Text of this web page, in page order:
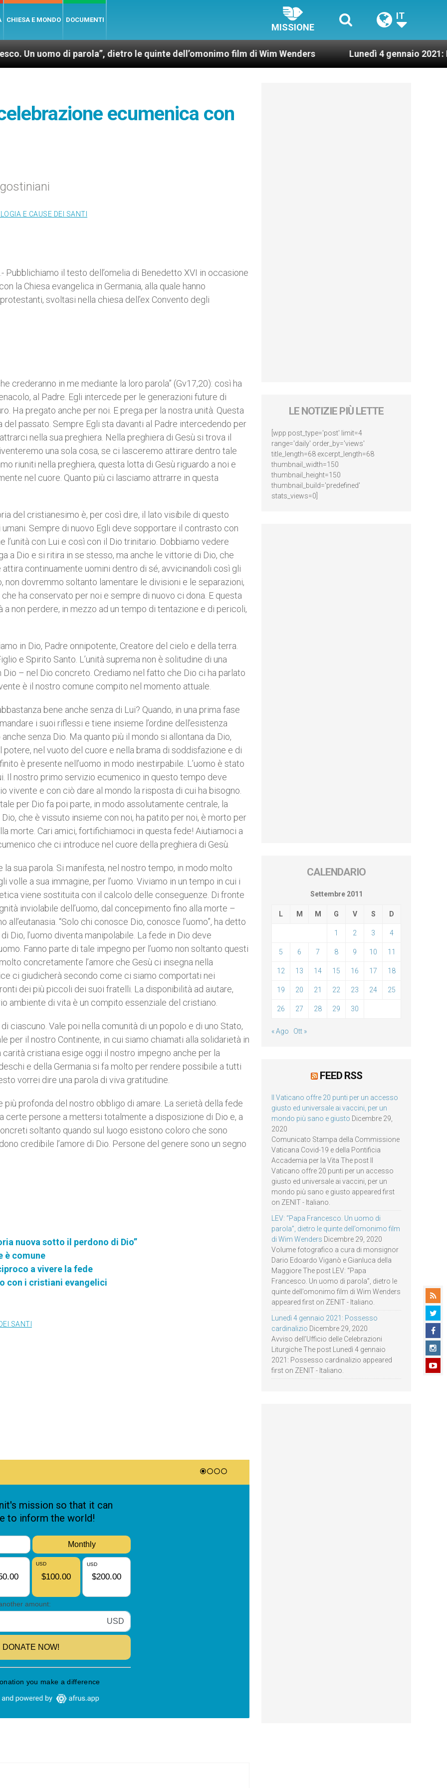
CHIESA E MONDO DOCUMENTI
MISSIONE
IT
di parola”, dietro le quinte dell’omonimo film di Wim Wenders Lunedì 4 gennaio 2021:
ecumenica con
E CAUSE DEI SANTI
Pubblichiamo il testo dell’omelia di Benedetto XVI in occasione
la Chiesa evangelica in Germania, alla quale hanno
svoltasi nella chiesa dell’ex Convento degli
crederanno in me mediante la loro parola” (Gv17,20): così ha
al Padre. Egli intercede per le generazioni future di
Ha pregato anche per noi. E prega per la nostra unità. Questa
passato. Sempre Egli sta davanti al Padre intercedendo per
nella sua preghiera. Nella preghiera di Gesù si trova il
una sola cosa, se ci lasceremo attirare dentro tale
riuniti nella preghiera, questa lotta di Gesù riguardo a noi e
nel cuore. Quanto più ci lasciamo attrarre in questa
del cristianesimo è, per così dire, il lato visibile di questo
Sempre di nuovo Egli deve sopportare il contrasto con
l’unità con Lui e così con il Dio trinitario. Dobbiamo vedere
a Dio e si ritira in se stesso, ma anche le vittorie di Dio, che
continuamente uomini dentro di sé, avvicinandoli così gli
non dovremmo soltanto lamentare le divisioni e le separazioni,
ha conservato per noi e sempre di nuovo ci dona. E questa
non perdere, in mezzo ad un tempo di tentazione e di pericoli,
in Dio, Padre onnipotente, Creatore del cielo e della terra.
e Spirito Santo. L’unità suprema non è solitudine di una
Dio – nel Dio concreto. Crediamo nel fatto che Dio ci ha parlato
è il nostro comune compito nel momento attuale.
bene anche senza di Lui? Quando, in una prima fase
i suoi riflessi e tiene insieme l’ordine dell’esistenza
senza Dio. Ma quanto più il mondo si allontana da Dio,
potere, nel vuoto del cuore e nella brama di soddisfazione e di
è presente nell’uomo in modo inestirpabile. L’uomo è stato
Il nostro primo servizio ecumenico in questo tempo deve
vivente e con ciò dare al mondo la risposta di cui ha bisogno.
per Dio fa poi parte, in modo assolutamente centrale, la
che è vissuto insieme con noi, ha patito per noi, è morto per
morte. Cari amici, fortifichiamoci in questa fede! Aiutiamoci a
che ci introduce nel cuore della preghiera di Gesù.
sua parola. Si manifesta, nel nostro tempo, in modo molto
volle a sua immagine, per l’uomo. Viviamo in un tempo in cui i
viene sostituita con il calcolo delle conseguenze. Di fronte
inviolabile dell’uomo, dal concepimento fino alla morte –
“Solo chi conosce Dio, conosce l’uomo”, ha detto
Dio, l’uomo diventa manipolabile. La fede in Dio deve
Fanno parte di tale impegno per l’uomo non soltanto questi
concretamente l’amore che Gesù ci insegna nella
ci giudicherà secondo come ci siamo comportati nei
dei più piccoli dei suoi fratelli. La disponibilità ad aiutare,
ambiente di vita è un compito essenziale del cristiano.
ciascuno. Vale poi nella comunità di un popolo e di uno Stato,
per il nostro Continente, in cui siamo chiamati alla solidarietà in
carità cristiana esige oggi il nostro impegno anche per la
e della Germania si fa molto per rendere possibile a tutti
vorrei dire una parola di viva gratitudine.
più profonda del nostro obbligo di amare. La serietà della fede
persone a mettersi totalmente a disposizione di Dio e, a
soltanto quando sul luogo esistono coloro che sono
credibile l’amore di Dio. Persone del genere sono un segno
nuova sotto il perdono di Dio”
è comune
a vivere la fede
con i cristiani evangelici
SANTI
LE NOTIZIE PIÙ LETTE
[wpp post_type='post' limit=4
range='daily' order_by='views'
title_length=68 excerpt_length=68
thumbnail_width=150
thumbnail_height=150
thumbnail_build='predefined'
stats_views=0]
CALENDARIO
Settembre 2011
L M M G V S D
1 2 3 4
5 6 7 8 9 10 11
12 13 14 15 16 17 18
19 20 21 22 23 24 25
26 27 28 29 30
« Ago Ott »
FEED RSS
Il Vaticano offre 20 punti per un accesso
giusto ed universale ai vaccini, per un
mondo più sano e giusto Dicembre 29,
2020
Comunicato Stampa della Commissione
Vaticana Covid-19 e della Pontificia
Accademia per la Vita The post Il
Vaticano offre 20 punti per un accesso
giusto ed universale ai vaccini, per un
mondo più sano e giusto appeared first
on ZENIT - Italiano.
LEV: “Papa Francesco. Un uomo di
parola”, dietro le quinte dell’omonimo film
di Wim Wenders Dicembre 29, 2020
Volume fotografico a cura di monsignor
Dario Edoardo Viganò e Gianluca della
Maggiore The post LEV: “Papa
Francesco. Un uomo di parola”, dietro le
quinte dell’omonimo film di Wim Wenders
appeared first on ZENIT - Italiano.
Lunedì 4 gennaio 2021: Possesso
cardinalizio Dicembre 29, 2020
Avviso dell’Ufficio delle Celebrazioni
Liturgiche The post Lunedì 4 gennaio
2021: Possesso cardinalizio appeared
first on ZENIT - Italiano.